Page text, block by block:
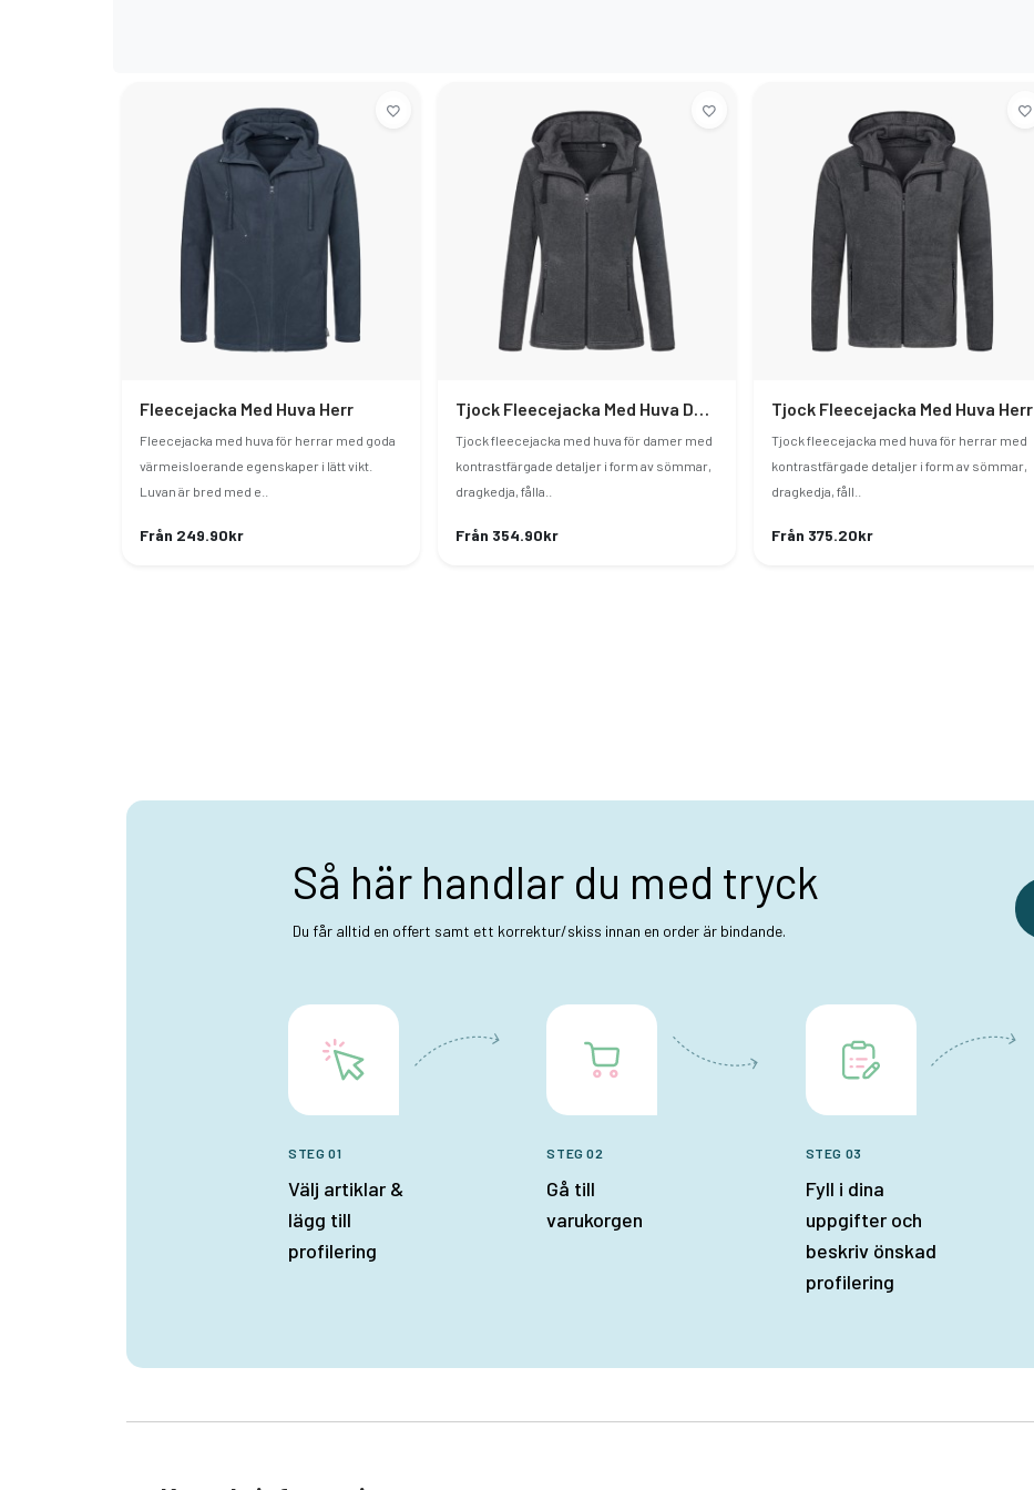
Fleecejacka Med Huva Herr
Fleecejacka med huva för herrar med goda
värmeisloerande egenskaper i lätt vikt.
Luvan är bred med e..
Från 249.90kr
Tjock Fleecejacka Med Huva Dam
Tjock fleecejacka med huva för damer med
kontrastfärgade detaljer i form av sömmar,
dragkedja, fålla..
Från 354.90kr
Tjock Fleecejacka Med Huva Herr
Tjock fleecejacka med huva för herrar med
kontrastfärgade detaljer i form av sömmar,
dragkedja, fåll..
Från 375.20kr
Så här handlar du med tryck
Du får alltid en offert samt ett korrektur/skiss innan en order är bindande.
STEG 01
Välj artiklar &
lägg till
profilering
STEG 02
Gå till
varukorgen
STEG 03
Fyll i dina
uppgifter och
beskriv önskad
profilering